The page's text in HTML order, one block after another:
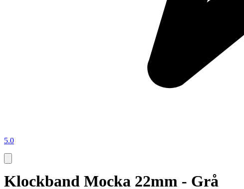
5.0
Klockband Mocka 22mm - Grå